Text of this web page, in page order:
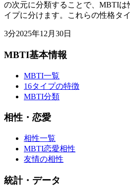
の次元に分類することで、MBTIは
イプに分けます。これらの性格タ
3分2025年12月30日
MBTI基本情報
MBTI一覧
16タイプの特徴
MBTI分類
相性・恋愛
相性一覧
MBTI恋愛相性
友情の相性
統計・データ